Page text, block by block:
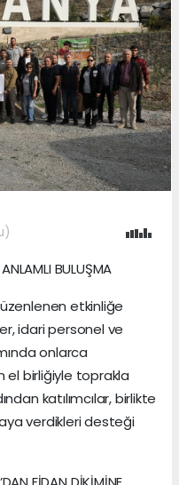
BULUŞMA
etkinliğe
idari personel ve
onlarca
el birliğiyle toprakla
katılımcılar, birlikte
verdikleri desteği